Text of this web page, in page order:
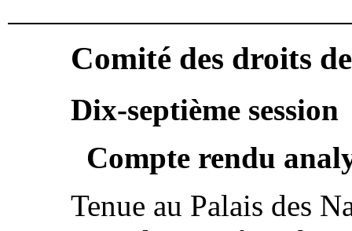
Comité des droits
Dix-septième session
Compte rendu
Tenue au Palais des